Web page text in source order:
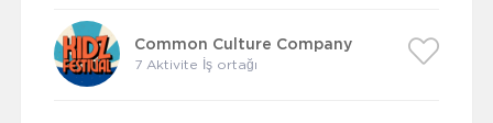
Common Culture Company
7 Aktivite İş ortağı